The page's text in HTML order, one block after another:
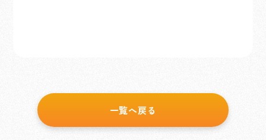
一覧へ戻る